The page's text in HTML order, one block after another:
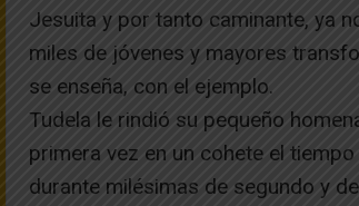
Jesuita y por tanto caminante, ya
miles de jóvenes y mayores
se enseña, con el ejemplo.
Tudela le rindió su pequeño
primera vez en un cohete el
durante milésimas de segundo y